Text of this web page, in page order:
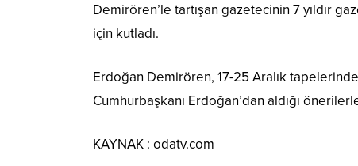
Demirören’le tartışan gazetecinin 7 yıldır
için kutladı.
Erdoğan Demirören, 17-25 Aralık
Cumhurbaşkanı Erdoğan’dan aldığı
KAYNAK : odatv.com